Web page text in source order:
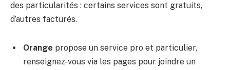
des particularités : certains services sont gratuits,
d’autres facturés.
Orange propose un service pro et particulier,
renseignez-vous via les pages pour joindre un